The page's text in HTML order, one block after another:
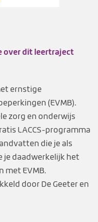
over dit leertraject
ernstige
(EVMB).
zorg en onderwijs
LACCS-programma
die je als
je daadwerkelijk het
met EVMB.
door De Geeter en